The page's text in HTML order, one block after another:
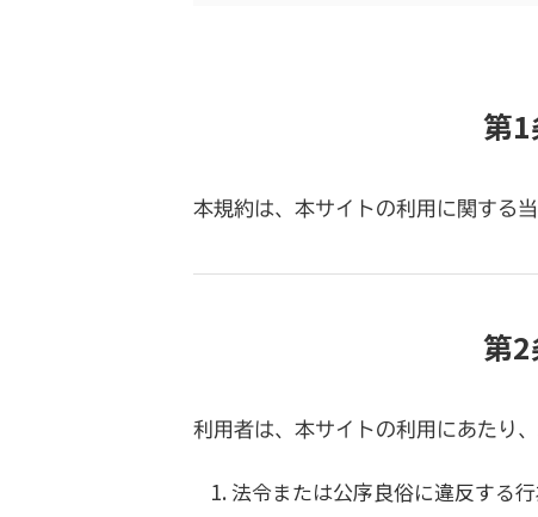
第1
本規約は、本サイトの利用に関する
第2
利用者は、本サイトの利用にあたり
法令または公序良俗に違反する